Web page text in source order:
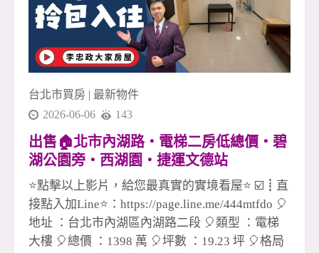
台北市買房 | 最新物件
2026-06-06
143
出售🏠北市內湖路・電梯二房低總價・碧
湖公園旁・西湖園・捷運文德站
☎️0933739959⭐李忠政大家房屋⭐#房地產#
買房#土城金城武#房仲
⭐點擊以上影片，給您最真實的實境看屋⭐ ☑️┋直
接點入加Line⭐：https://page.line.me/444mtfdo 🎈
地址 ：台北市內湖區內湖路二段 🎈類型 ：電梯
大樓 🎈總價 ：1398 萬 🎈坪數 ：19.23 坪 🎈格局